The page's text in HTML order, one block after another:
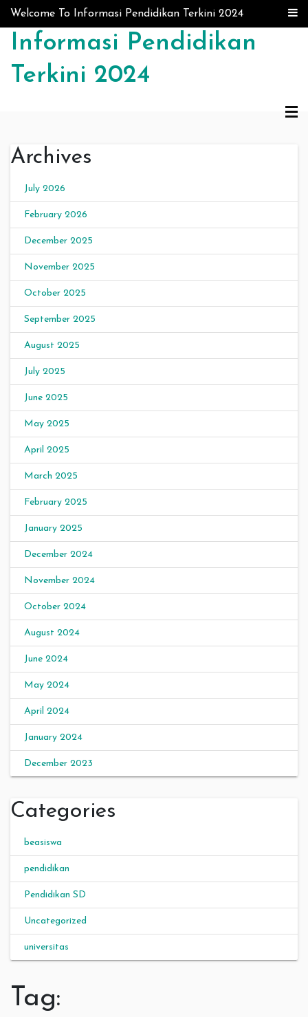
Skip to content
Welcome To Informasi Pendidikan Terkini 2024
Informasi Pendidikan
Terkini 2024
Archives
July 2026
February 2026
December 2025
November 2025
October 2025
September 2025
August 2025
July 2025
June 2025
May 2025
April 2025
March 2025
February 2025
January 2025
December 2024
November 2024
October 2024
August 2024
June 2024
May 2024
April 2024
January 2024
December 2023
Categories
beasiswa
pendidikan
Pendidikan SD
Uncategorized
universitas
Tag: